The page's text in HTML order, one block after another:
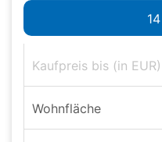
Wohnfläche